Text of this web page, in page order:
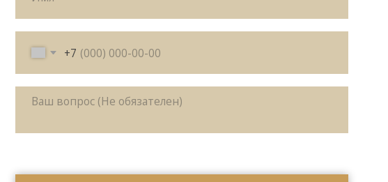
Я согласен с политикой
Жду звонка